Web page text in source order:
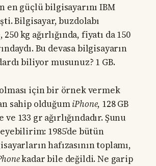
en güçlü bilgisayarını IBM
Bilgisayar, buzdolabı
kg ağırlığında, fiyatı da 150
Bu devasa bilgisayarın
biliyor musunuz? 1 GB.
için bir örnek vermek
sahip olduğumiPhone, 128 GB
ve 133 gr ağırlığındadır. Şunu
1985’de bütün
hafızasının toplamı,
kadar bile değildi. Ne garip